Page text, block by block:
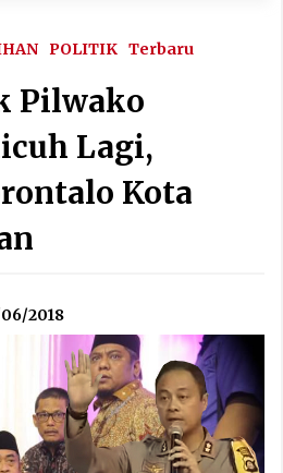
POLITIK Terbaru
Pilwako
Lagi,
Kota
06/2018